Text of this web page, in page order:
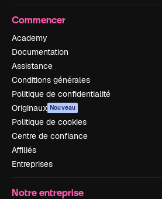
Commencer
Academy
Documentation
Assistance
Conditions générales
Politique de confidentialité
Originaux Nouveau
Politique de cookies
Centre de confiance
Affiliés
Entreprises
Notre entreprise